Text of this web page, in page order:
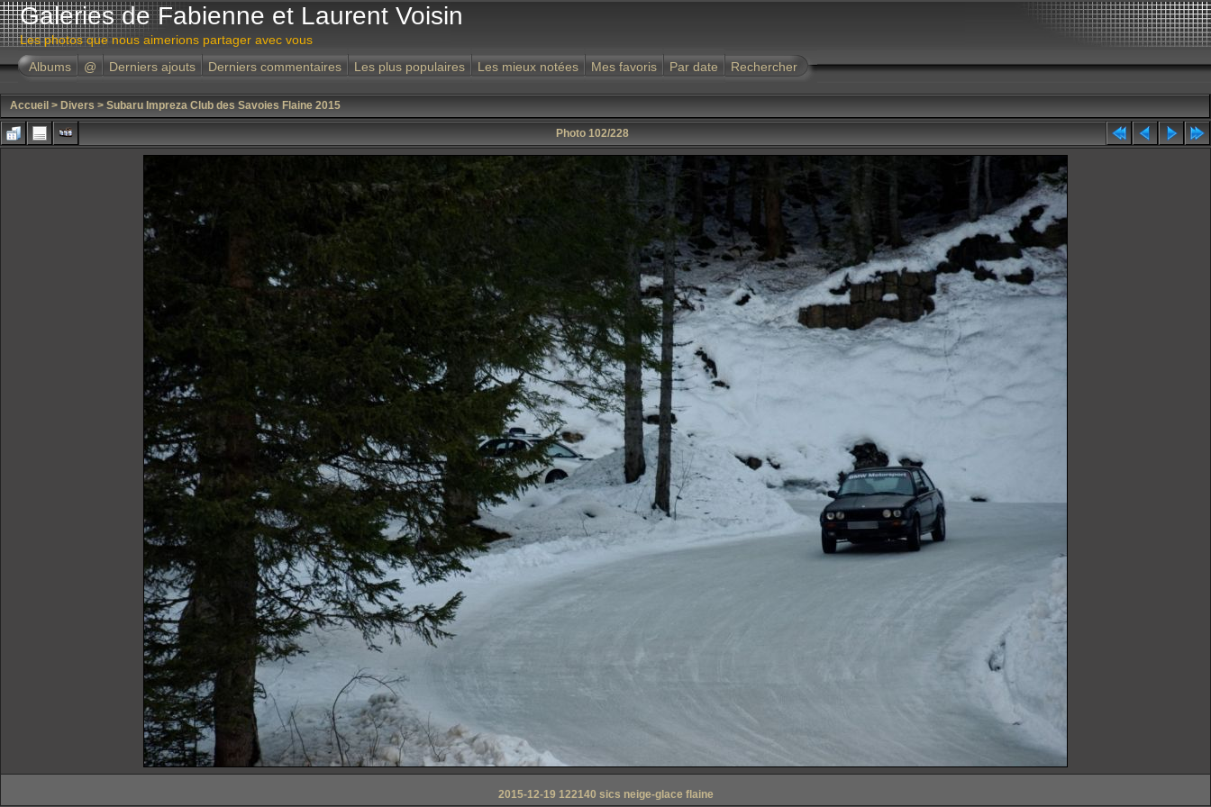
Galeries de Fabienne et Laurent Voisin
Les photos que nous aimerions partager avec vous
Albums
@ Derniers ajouts Derniers commentaires Les plus populaires Les mieux notées Mes favoris Par date Rechercher
Accueil > Divers > Subaru Impreza Club des Savoies Flaine 2015
Photo 102/228
2015-12-19 122140 sics neige-glace flaine